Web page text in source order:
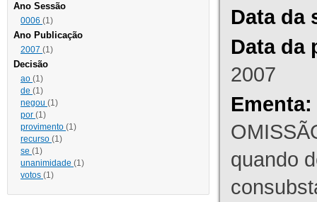
Ano Sessão
0006 (1)
Ano Publicação
2007 (1)
Decisão
ao (1)
de (1)
negou (1)
por (1)
provimento (1)
recurso (1)
se (1)
unanimidade (1)
votos (1)
Data da
Data da
2007
Ementa:
quando